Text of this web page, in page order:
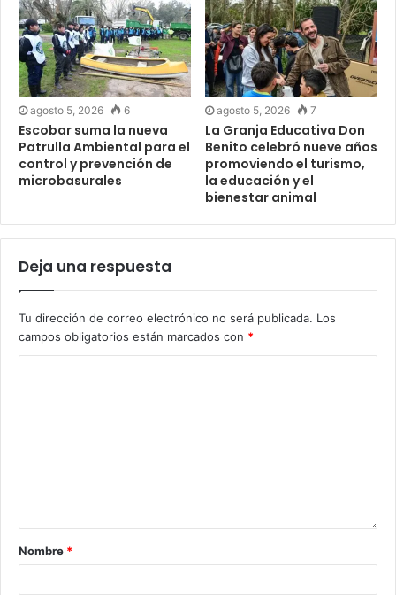
agosto 5, 2026 6
Escobar suma la nueva
Patrulla Ambiental para el
control y prevención de
microbasurales
agosto 5, 2026 7
La Granja Educativa Don
Benito celebró nueve años
promoviendo el turismo,
la educación y el
bienestar animal
Deja una respuesta
Tu dirección de correo electrónico no será publicada. Los
campos obligatorios están marcados con *
Nombre *